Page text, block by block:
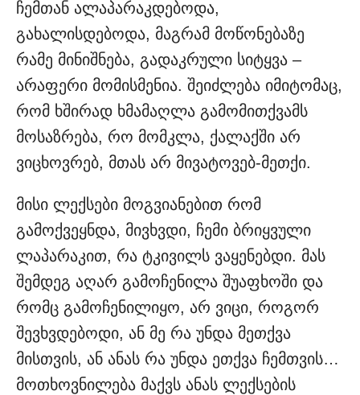
ჩემთან ალაპარაკდებოდა,
გახალისდებოდა, მაგრამ მოწონებაზე
რამე მინიშნება, გადაკრული სიტყვა –
არაფერი მომისმენია. შეიძლება იმიტომაც,
რომ ხშირად ხმამაღლა გამომითქვამს
მოსაზრება, რო მომკლა, ქალაქში არ
ვიცხოვრებ, მთას არ მივატოვებ-მეთქი.
მისი ლექსები მოგვიანებით რომ
გამოქვეყნდა, მივხვდი, ჩემი ბრიყვული
ლაპარაკით, რა ტკივილს ვაყენებდი. მას
შემდეგ აღარ გამოჩენილა შუაფხოში და
რომც გამოჩენილიყო, არ ვიცი, როგორ
შევხვდებოდი, ან მე რა უნდა მეთქვა
მისთვის, ან ანას რა უნდა ეთქვა ჩემთვის…
მოთხოვნილება მაქვს ანას ლექსების